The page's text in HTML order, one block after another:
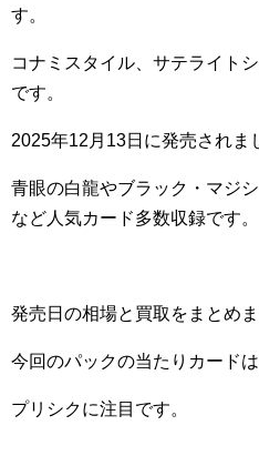
す。
コナミスタイル、サテライト
です。
2025年12月13日に発売されま
青眼の白龍やブラック・マジ
など人気カード多数収録です。
発売日の相場と買取をまとめま
今回のパックの当たりカード
プリシクに注目です。